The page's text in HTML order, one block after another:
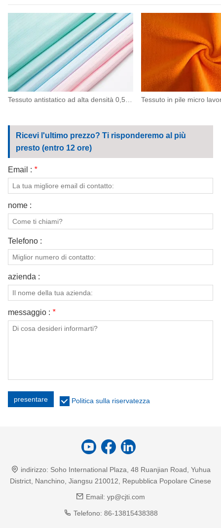
Ricevi l'ultimo prezzo? Ti risponderemo al più
presto (entro 12 ore)
Email : *
nome :
Telefono :
azienda :
messaggio : *
presentare Politica sulla riservatezza
indirizzo: Soho International Plaza, 48 Ruanjian Road, Yuhua
District, Nanchino, Jiangsu 210012, Repubblica Popolare Cinese
Email: yp@cjti.com
Telefono: 86-13815438388